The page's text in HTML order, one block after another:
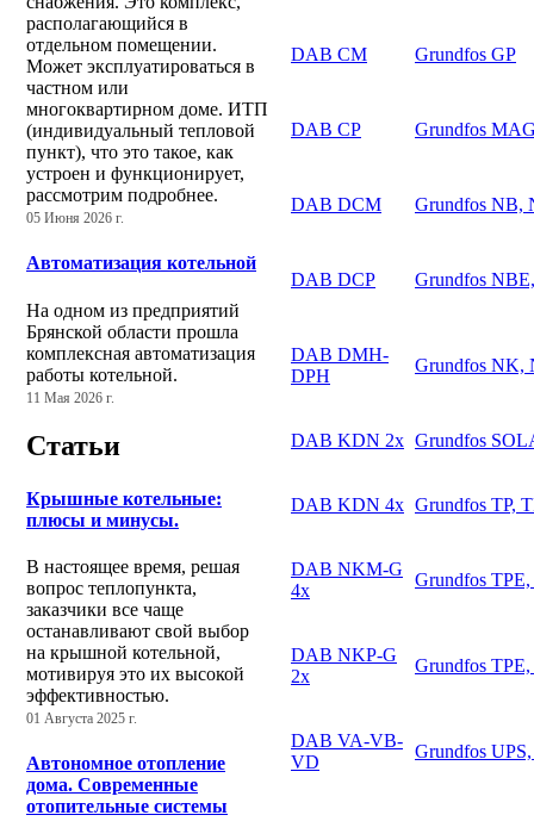
располагающийся в
отдельном помещении.
Может эксплуатироваться в
частном или
многоквартирном доме. ИТП
(индивидуальный тепловой
пункт), что это такое, как
устроен и функционирует,
рассмотрим подробнее.
05 Июня 2026 г.
Автоматизация котельной
На одном из предприятий
Брянской области прошла
комплексная автоматизация
работы котельной.
11 Мая 2026 г.
Статьи
Крышные котельные:
плюсы и минусы.
В настоящее время, решая
вопрос теплопункта,
заказчики все чаще
останавливают свой выбор
на крышной котельной,
мотивируя это их высокой
эффективностью.
01 Августа 2025 г.
Автономное отопление
дома. Современные
отопительные системы
DAB CM Grundfos GP
DAB CP Grundfos
DAB DCM Grundfos NB,
DAB DCP Grundfos
DAB DMH-
DPH
Grundfos NK,
DAB KDN 2х Grundfos
DAB KDN 4х Grundfos TP,
DAB NKM-G
4х
Grundfos
DAB NKP-G
2х
Grundfos
DAB VA-VB-
VD
Grundfos